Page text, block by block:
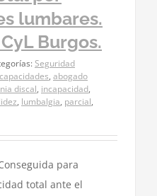
lumbares.
Burgos.
Seguridad
, abogado
discal, incapacidad,
, lumbalgia, parcial,
para
total ante el